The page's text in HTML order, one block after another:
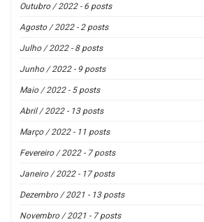
Outubro / 2022 - 6 posts
Agosto / 2022 - 2 posts
Julho / 2022 - 8 posts
Junho / 2022 - 9 posts
Maio / 2022 - 5 posts
Abril / 2022 - 13 posts
Março / 2022 - 11 posts
Fevereiro / 2022 - 7 posts
Janeiro / 2022 - 17 posts
Dezembro / 2021 - 13 posts
Novembro / 2021 - 7 posts